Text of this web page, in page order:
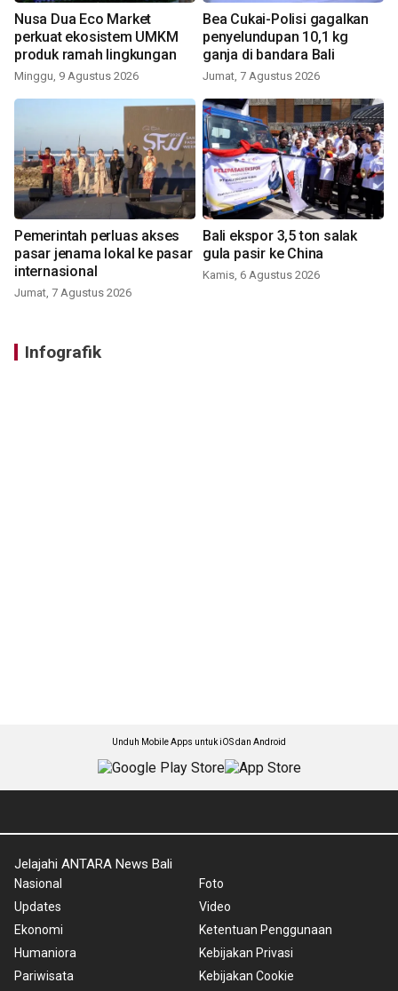
Nusa Dua Eco Market
perkuat ekosistem UMKM
produk ramah lingkungan
Minggu, 9 Agustus 2026
Bea Cukai-Polisi gagalkan
penyelundupan 10,1 kg
ganja di bandara Bali
Jumat, 7 Agustus 2026
Pemerintah perluas akses
pasar jenama lokal ke pasar
internasional
Jumat, 7 Agustus 2026
Bali ekspor 3,5 ton salak
gula pasir ke China
Kamis, 6 Agustus 2026
Infografik
Unduh Mobile Apps untuk iOS dan Android
Jelajahi ANTARA News Bali
Nasional
Updates
Ekonomi
Humaniora
Pariwisata
Foto
Video
Ketentuan Penggunaan
Kebijakan Privasi
Kebijakan Cookie